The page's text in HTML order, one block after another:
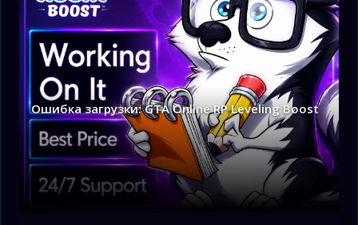
Ошибка загрузки: GTA Online RP Leveling Boost